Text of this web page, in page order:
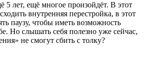
5 лет, ещё многое произойдёт. В этот
внутренняя перестройка, в этот
паузу, чтобы иметь возможность
Но слышать себя полезно уже сейчас,
не смогут сбить с толку?